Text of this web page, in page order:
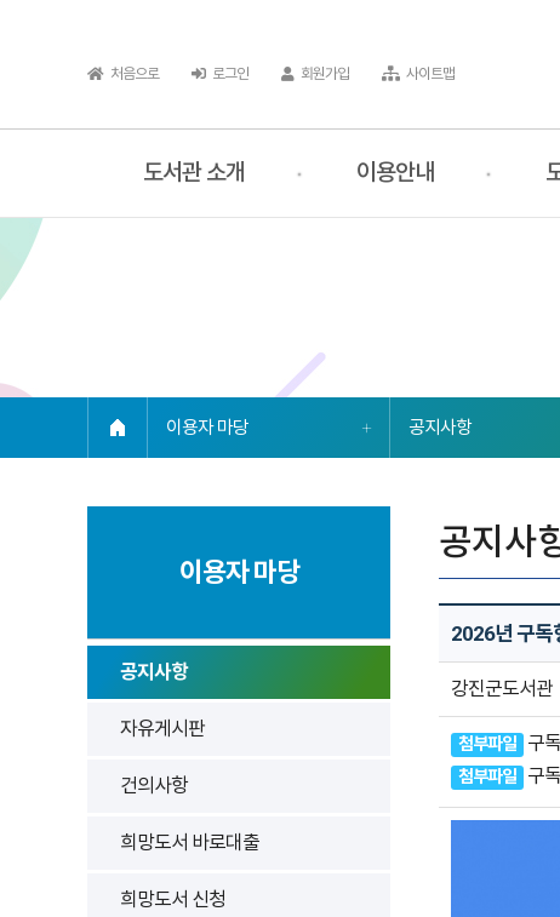
처음으로 로그인 회원가입 사이트맵
도서관 소개 이용안내
이용자 마당 공지사항
링크복사
이용자 마당
공지사항
자유게시판
건의사항
희망도서 바로대출
희망도서 신청
공지사
2026년 구독
강진군도서관
첨부파일 구
첨부파일 구